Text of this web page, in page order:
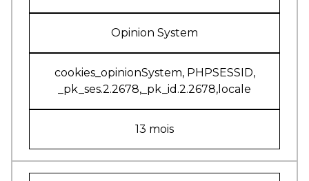
Opinion System
cookies_opinionSystem, PHPSESSID,
_pk_ses.2.2678,_pk_id.2.2678,locale
13 mois